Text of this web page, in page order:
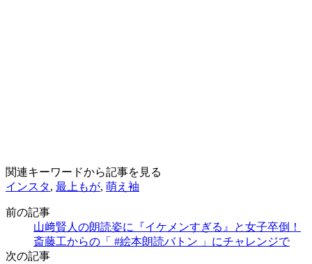
関連キーワードから記事を見る
インスタ, 最上もが, 萌え袖
前の記事
山﨑賢人の朗読姿に『イケメンすぎる』と女子卒倒！
斎藤工からの「 #絵本朗読バトン 」にチャレンジで
次の記事